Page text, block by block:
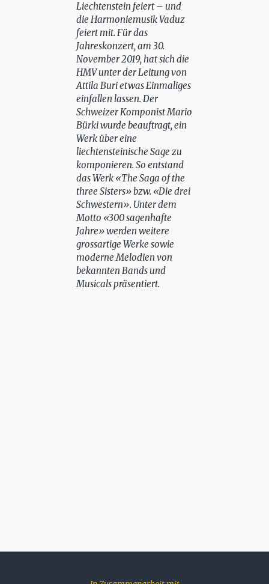
Liechtenstein feiert – und
die Harmoniemusik Vaduz
feiert mit. Für das
Jahreskonzert, am 30.
November 2019, hat sich die
HMV unter der Leitung von
Attila Buri etwas Einmaliges
einfallen lassen. Der
Schweizer Komponist Mario
Bürki wurde beauftragt, ein
Werk über eine
liechtensteinische Sage zu
komponieren. So entstand
das Werk «The Saga of the
three Sisters» bzw. «Die drei
Schwestern». Unter dem
Motto «300 sagenhafte
Jahre» werden weitere
grossartige Werke sowie
moderne Melodien von
bekannten Bands und
Musicals präsentiert.